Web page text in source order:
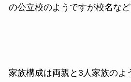
の公立校のようですが校名など
家族構成は両親と3人家族のよ